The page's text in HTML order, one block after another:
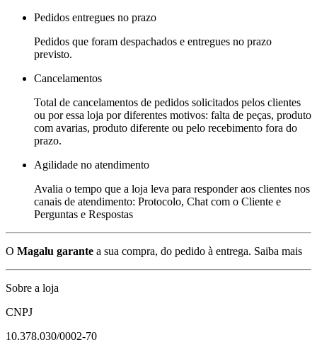
Pedidos entregues no prazo
Pedidos que foram despachados e entregues no prazo
previsto.
Cancelamentos
Total de cancelamentos de pedidos solicitados pelos clientes
ou por essa loja por diferentes motivos: falta de peças, produto
com avarias, produto diferente ou pelo recebimento fora do
prazo.
Agilidade no atendimento
Avalia o tempo que a loja leva para responder aos clientes nos
canais de atendimento: Protocolo, Chat com o Cliente e
Perguntas e Respostas
O Magalu garante a sua compra, do pedido à entrega. Saiba mais
Sobre a loja
CNPJ
10.378.030/0002-70